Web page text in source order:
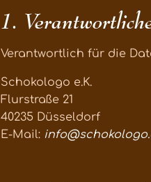
1.
Verantwortlich für die
Schokologo e.K.
Flurstraße 21
40235 Düsseldorf
E-Mail: